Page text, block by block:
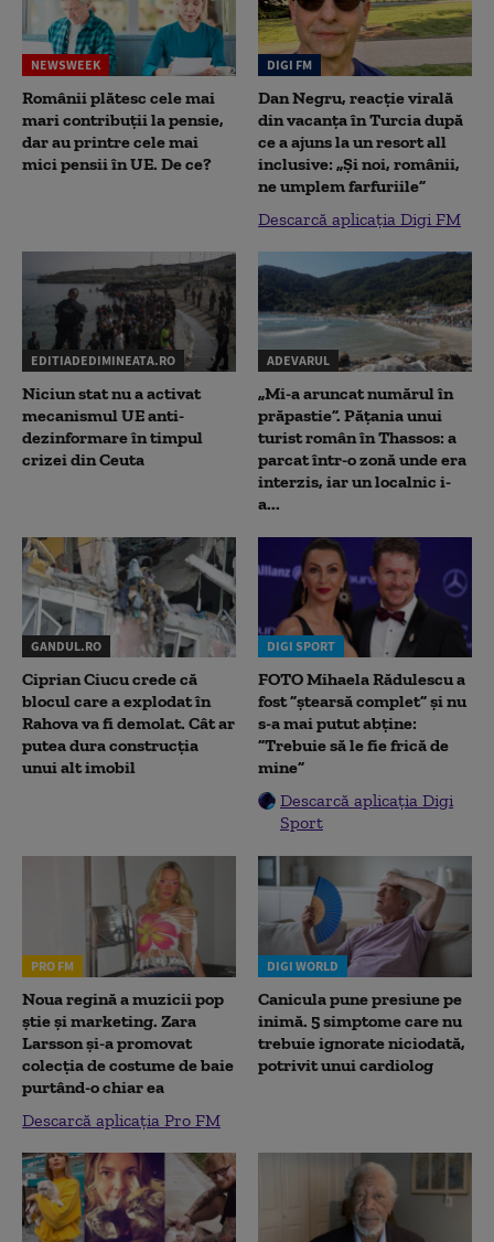
NEWSWEEK
Românii plătesc cele mai
mari contribuții la pensie,
dar au printre cele mai
mici pensii în UE. De ce?
DIGI FM
Dan Negru, reacție virală
din vacanța în Turcia după
ce a ajuns la un resort all
inclusive: „Și noi, românii,
ne umplem farfuriile”
Descarcă aplicația Digi FM
EDITIADEDIMINEATA.RO
Niciun stat nu a activat
mecanismul UE anti-
dezinformare în timpul
crizei din Ceuta
ADEVARUL
„Mi-a aruncat numărul în
prăpastie”. Pățania unui
turist român în Thassos: a
parcat într-o zonă unde era
interzis, iar un localnic i-
a...
GANDUL.RO
Ciprian Ciucu crede că
blocul care a explodat în
Rahova va fi demolat. Cât ar
putea dura construcția
unui alt imobil
DIGI SPORT
FOTO Mihaela Rădulescu a
fost ”ștearsă complet” și nu
s-a mai putut abține:
”Trebuie să le fie frică de
mine”
Descarcă aplicația Digi
Sport
PRO FM
Noua regină a muzicii pop
știe și marketing. Zara
Larsson și-a promovat
colecția de costume de baie
purtând-o chiar ea
Descarcă aplicația Pro FM
DIGI WORLD
Canicula pune presiune pe
inimă. 5 simptome care nu
trebuie ignorate niciodată,
potrivit unui cardiolog